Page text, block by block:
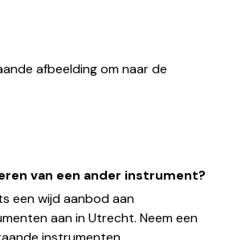
afbeelding om naar de
van een ander instrument?
een wijd aanbod aan
aan in Utrecht. Neem een